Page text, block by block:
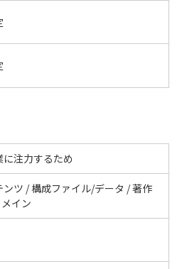
に注力するため
ンツ / 構成ファイル/データ / 著作
イン